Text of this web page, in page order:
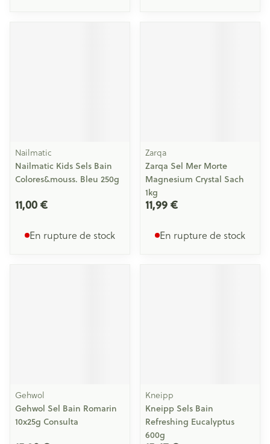
Nailmatic
Nailmatic Kids Sels Bain
Colores&mouss. Bleu 250g
11,00 €
En rupture de stock
Zarqa
Zarqa Sel Mer Morte
Magnesium Crystal Sach
1kg
11,99 €
En rupture de stock
Gehwol
Gehwol Sel Bain Romarin
10x25g Consulta
Kneipp
Kneipp Sels Bain
Refreshing Eucalyptus
600g